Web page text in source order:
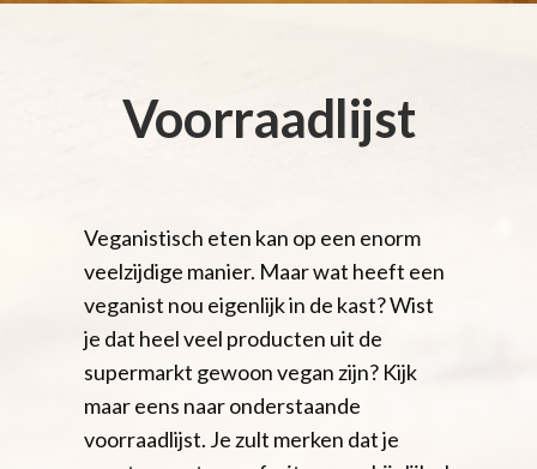
Voorraadlijst
Veganistisch eten kan op een enorm
veelzijdige manier. Maar wat heeft een
veganist nou eigenlijk in de kast? Wist
je dat heel veel producten uit de
supermarkt gewoon vegan zijn? Kijk
maar eens naar onderstaande
voorraadlijst. Je zult merken dat je